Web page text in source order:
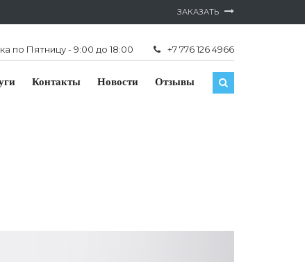
ЗАКАЗАТЬ
по Пятницу - 9:00 до 18:00 +7 776 126 4966
Контакты Новости Отзывы